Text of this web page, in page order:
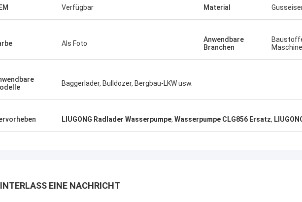
Verfügbar Material
Als Foto
Anwendbare
Branchen
Baggerlader, Bulldozer, Bergbau-LKW usw.
LIUGONG Radlader Wasserpumpe, Wasserpumpe CLG856 Ersatz,
EINE NACHRICHT